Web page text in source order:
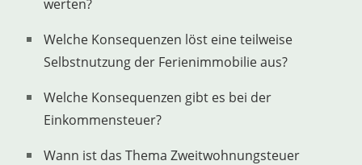
werten?
Welche Konsequenzen löst eine teilweise
Selbstnutzung der Ferienimmobilie aus?
Welche Konsequenzen gibt es bei der
Einkommensteuer?
Wann ist das Thema Zweitwohnungsteuer